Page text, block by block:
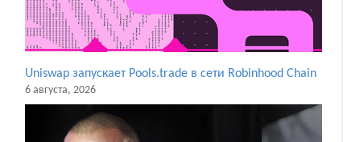
Uniswap запускает Pools.trade в сети Robinhood Chain
6 августа, 2026